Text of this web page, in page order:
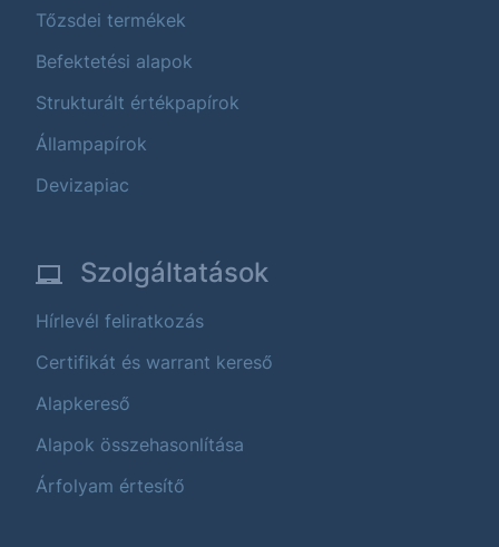
Tőzsdei termékek
Befektetési alapok
Strukturált értékpapírok
Állampapírok
Devizapiac
Szolgáltatások
Hírlevél feliratkozás
Certifikát és warrant kereső
Alapkereső
Alapok összehasonlítása
Árfolyam értesítő